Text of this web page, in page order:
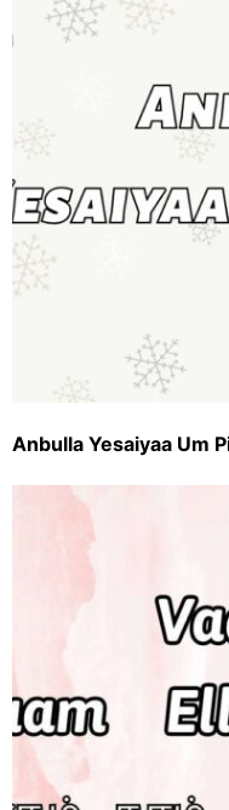
Anbulla Yesaiyaa Um